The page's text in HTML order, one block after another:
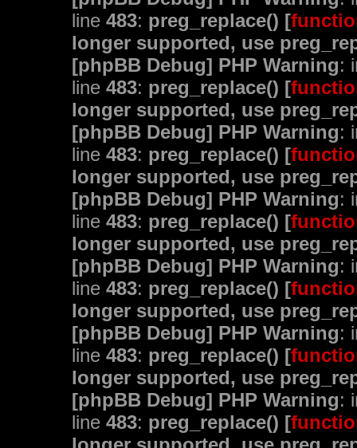
line 483: preg_replace() [
longer supported, use
[phpBB Debug] PHP Warning:
line 483: preg_replace() [
longer supported, use
[phpBB Debug] PHP Warning:
line 483: preg_replace() [
longer supported, use
[phpBB Debug] PHP Warning:
line 483: preg_replace() [
longer supported, use
[phpBB Debug] PHP Warning:
line 483: preg_replace() [
longer supported, use
[phpBB Debug] PHP Warning:
line 483: preg_replace() [
longer supported, use
[phpBB Debug] PHP Warning:
line 483: preg_replace() [